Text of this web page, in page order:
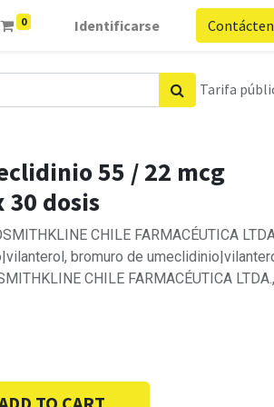
0 Identificarse
Tarifa
55 / 22 mcg
dosis
CHILE FARMACÉUTICA
bromuro de
CHILE FARMACÉUTICA LTDA.,